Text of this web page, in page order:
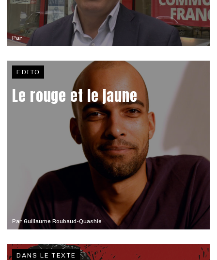
Par
Par Guillaume Roubaud-Quashie
EDITO
Le rouge et le jaune
DANS LE TEXTE